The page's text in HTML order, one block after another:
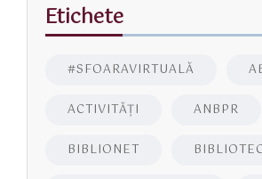
Etichete
#SFOARAVIRTUALĂ
ACTIVITĂŢI ANBPR
BIBLIONET